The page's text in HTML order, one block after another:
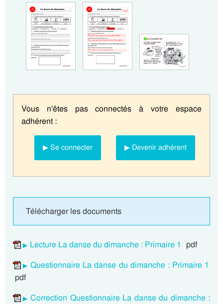
Vous n'êtes pas connectés à votre espace
adhérent :
▶ Se connecter ▶ Devenir adhérent
Télécharger les documents
Lecture La danse du dimanche : Primaire 1
pdf
Questionnaire La danse du dimanche : Primaire 1
pdf
Correction Questionnaire La danse du dimanche :